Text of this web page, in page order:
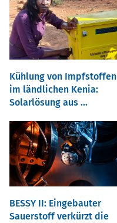
Kühlung von Impfstoffen
im ländlichen Kenia:
Solarlösung aus ...
BESSY II: Eingebauter
Sauerstoff verkürzt die